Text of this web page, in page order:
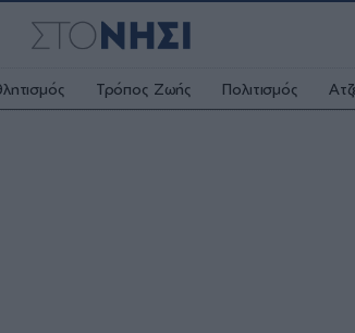
Τρόπος Ζωής Πολιτισμός